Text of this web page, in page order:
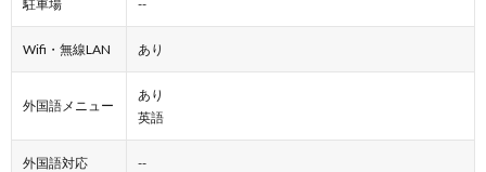
駐車場 --
Wifi・無線LAN あり
外国語メニュー
あり
英語
外国語対応 --